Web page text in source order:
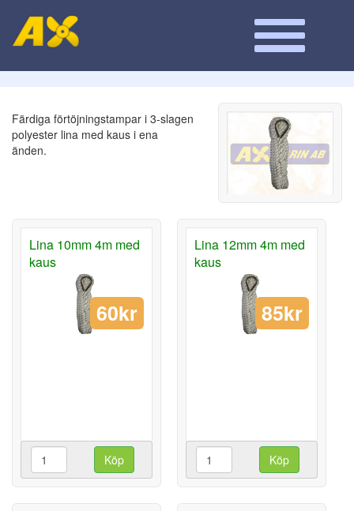
Färdiga förtöjningstampar i 3-slagen
polyester lina med kaus i ena
änden.
Lina 10mm 4m med
kaus
60kr
Köp
Lina 12mm 4m med
kaus
85kr
Köp